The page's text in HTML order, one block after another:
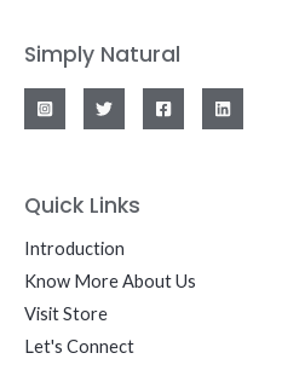
Simply Natural
Quick Links
Introduction
Know More About Us
Visit Store
Let's Connect